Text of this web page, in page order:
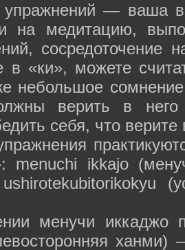
упражнений — ваша
на медитацию,
сосредоточение
в «ки», можете
небольшое сомнение
верить в
себя, что верите
menuchi ikkajo
менучи иккаджо